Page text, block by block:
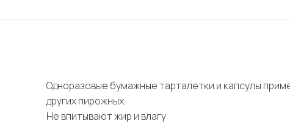
Одноразовые бумажные тарталетки и капсулы
других пирожных.
Не впитывают жир и влагу